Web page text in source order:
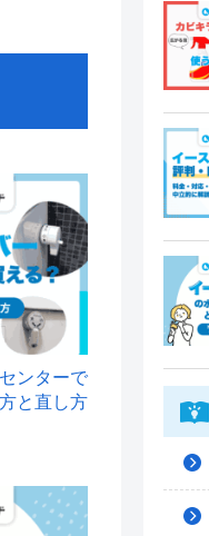
ンターで
と直し方